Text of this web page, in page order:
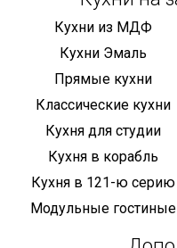
Кухни из МДФ
Кухни Эмаль
Прямые кухни
Классические кухни
Кухня для студии
Кухня в корабль
Кухня в 121-ю серию
Модульные гостиные